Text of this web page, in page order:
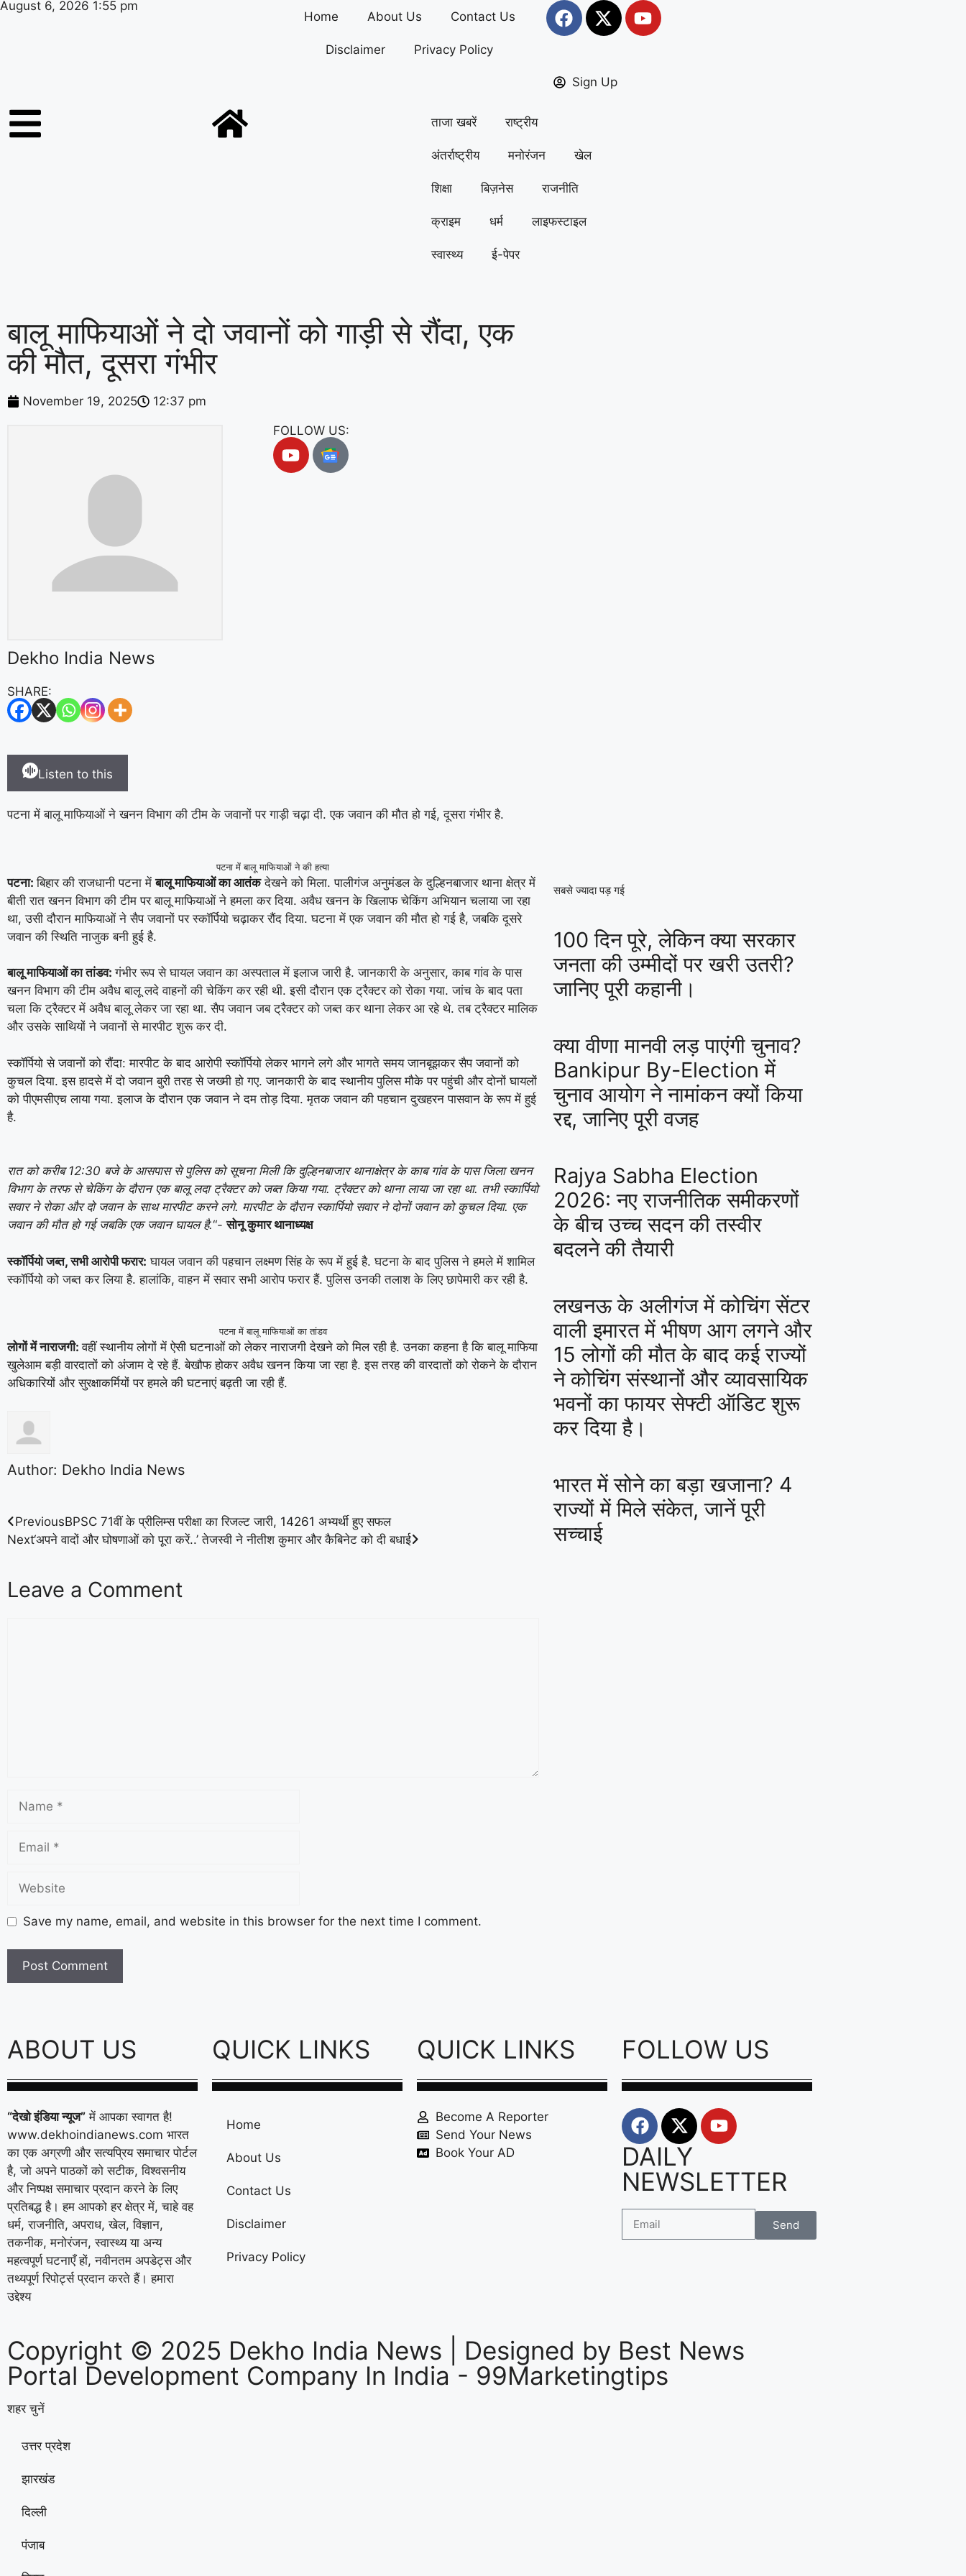
August 6, 2026 1:55 pm
Home About Us Contact Us
Disclaimer Privacy Policy
Sign Up
ताजा खबरें राष्ट्रीय
अंतर्राष्ट्रीय मनोरंजन खेल
शिक्षा बिज़नेस राजनीति
क्राइम धर्म लाइफस्टाइल
स्वास्थ्य ई-पेपर
बालू माफियाओं ने दो जवानों को गाड़ी से रौंदा, एक
की मौत, दूसरा गंभीर
November 19, 2025 12:37 pm
Dekho India News
FOLLOW US:
SHARE:
Listen to this
पटना में बालू माफियाओं ने खनन विभाग की टीम के जवानों पर गाड़ी चढ़ा दी. एक जवान की मौत हो गई, दूसरा गंभीर है.
पटना में बालू माफियाओं ने की हत्या
पटना:बिहार की राजधानी पटना मेंबालू माफियाओं का आतंकदेखने को मिला. पालीगंज अनुमंडल के दुल्हिनबाजार थाना क्षेत्र में
बीती रात खनन विभाग की टीम पर बालू माफियाओं ने हमला कर दिया. अवैध खनन के खिलाफ चेकिंग अभियान चलाया जा रहा
था, उसी दौरान माफियाओं ने सैप जवानों पर स्कॉर्पियो चढ़ाकर रौंद दिया. घटना में एक जवान की मौत हो गई है, जबकि दूसरे
जवान की स्थिति नाजुक बनी हुई है.
बालू माफियाओं का तांडव:गंभीर रूप से घायल जवान का अस्पताल में इलाज जारी है. जानकारी के अनुसार, काब गांव के पास
खनन विभाग की टीम अवैध बालू लदे वाहनों की चेकिंग कर रही थी. इसी दौरान एक ट्रैक्टर को रोका गया. जांच के बाद पता
चला कि ट्रैक्टर में अवैध बालू लेकर जा रहा था. सैप जवान जब ट्रैक्टर को जब्त कर थाना लेकर आ रहे थे. तब ट्रैक्टर मालिक
और उसके साथियों ने जवानों से मारपीट शुरू कर दी.
स्कॉर्पियो से जवानों को रौंदा: मारपीट के बाद आरोपी स्कॉर्पियो लेकर भागने लगे और भागते समय जानबूझकर सैप जवानों को
कुचल दिया. इस हादसे में दो जवान बुरी तरह से जख्मी हो गए. जानकारी के बाद स्थानीय पुलिस मौके पर पहुंची और दोनों घायलों
को पीएमसीएच लाया गया. इलाज के दौरान एक जवान ने दम तोड़ दिया. मृतक जवान की पहचान दुखहरन पासवान के रूप में हुई
है.
रात को करीब 12:30 बजे के आसपास से पुलिस को सूचना मिली कि दुल्हिनबाजार थानाक्षेत्र के काब गांव के पास जिला खनन
विभाग के तरफ से चेकिंग के दौरान एक बालू लदा ट्रैक्टर को जब्त किया गया. ट्रैक्टर को थाना लाया जा रहा था. तभी स्कार्पियो
सवार ने रोका और दो जवान के साथ मारपीट करने लगे. मारपीट के दौरान स्कार्पियो सवार ने दोनों जवान को कुचल दिया. एक
जवान की मौत हो गई जबकि एक जवान घायल है.“-सोनू कुमार थानाध्यक्ष
स्कॉर्पियो जब्त, सभी आरोपी फरार: घायल जवान की पहचान लक्ष्मण सिंह के रूप में हुई है. घटना के बाद पुलिस ने हमले में शामिल
स्कॉर्पियो को जब्त कर लिया है. हालांकि, वाहन में सवार सभी आरोप फरार हैं. पुलिस उनकी तलाश के लिए छापेमारी कर रही है.
पटना में बालू माफियाओं का तांडव
लोगों में नाराजगी:वहीं स्थानीय लोगों में ऐसी घटनाओं को लेकर नाराजगी देखने को मिल रही है. उनका कहना है कि बालू माफिया
खुलेआम बड़ी वारदातों को अंजाम दे रहे हैं. बेखौफ होकर अवैध खनन किया जा रहा है. इस तरह की वारदातों को रोकने के दौरान
अधिकारियों और सुरक्षाकर्मियों पर हमले की घटनाएं बढ़ती जा रही हैं.
Author: Dekho India News
PreviousBPSC 71वीं के प्रीलिम्स परीक्षा का रिजल्ट जारी, 14261 अभ्यर्थी हुए सफल
Next‘अपने वादों और घोषणाओं को पूरा करें..’ तेजस्वी ने नीतीश कुमार और कैबिनेट को दी बधाई
Leave a Comment
Save my name, email, and website in this browser for the next time I comment.
सबसे ज्यादा पड़ गई
100 दिन पूरे, लेकिन क्या सरकार
जनता की उम्मीदों पर खरी उतरी?
जानिए पूरी कहानी।
क्या वीणा मानवी लड़ पाएंगी चुनाव?
Bankipur By-Election में
चुनाव आयोग ने नामांकन क्यों किया
रद्द, जानिए पूरी वजह
Rajya Sabha Election
2026: नए राजनीतिक समीकरणों
के बीच उच्च सदन की तस्वीर
बदलने की तैयारी
लखनऊ के अलीगंज में कोचिंग सेंटर
वाली इमारत में भीषण आग लगने और
15 लोगों की मौत के बाद कई राज्यों
ने कोचिंग संस्थानों और व्यावसायिक
भवनों का फायर सेफ्टी ऑडिट शुरू
कर दिया है।
भारत में सोने का बड़ा खजाना? 4
राज्यों में मिले संकेत, जानें पूरी
सच्चाई
ABOUT US
“देखो इंडिया न्यूज” में आपका स्वागत है!
www.dekhoindianews.com भारत
का एक अग्रणी और सत्यप्रिय समाचार पोर्टल
है, जो अपने पाठकों को सटीक, विश्वसनीय
और निष्पक्ष समाचार प्रदान करने के लिए
प्रतिबद्ध है। हम आपको हर क्षेत्र में, चाहे वह
धर्म, राजनीति, अपराध, खेल, विज्ञान,
तकनीक, मनोरंजन, स्वास्थ्य या अन्य
महत्वपूर्ण घटनाएँ हों, नवीनतम अपडेट्स और
तथ्यपूर्ण रिपोर्ट्स प्रदान करते हैं। हमारा
उद्देश्य
QUICK LINKS
Home
About Us
Contact Us
Disclaimer
Privacy Policy
QUICK LINKS
Become A Reporter
Send Your News
Book Your AD
FOLLOW US
DAILY
NEWSLETTER
Send
Copyright © 2025 Dekho India News | Designed by Best News
Portal Development Company In India- 99Marketingtips
शहर चुनें
उत्तर प्रदेश
झारखंड
दिल्ली
पंजाब